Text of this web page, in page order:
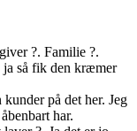
?. Familie ?.
så fik den kræmer
på det her. Jeg
har.